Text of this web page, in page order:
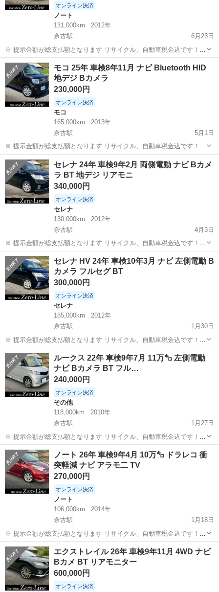
オンライン決済
ノート
131,000km
2012年
奈古駅
6月23日
※ 提示金額が総支払額となります リサイクル、自動車税金込です！
いきなりの購入はキャンセルさせて頂きます。 県外登録陸送別となり
ます。 まず支払い能力がない、約束を守れない、調べれば分かること
やくだらない質問、値引...
山口 萩市 奈古駅 ノート
モコ 25年 車検8年11月 ナビ Bluetooth HID
地デジ Bカメラ
230,000円
オンライン決済
モコ
165,000km
2013年
奈古駅
5月1日
※ 提示金額が総支払額となります リサイクル、自動車税金込です！
いきなりの購入はキャンセルさせて頂きます。 県外登録陸送別となり
ます。 まず支払い能力がない、約束を守れない、調べれば分かること
やくだらない質問、値...
山口 萩市 奈古駅 モコ Bluetooth
セレナ 24年 車検9年2月 両側電動 ナビ Bカメ
ラ BT 地デジ リアモニ
340,000円
オンライン決済
セレナ
130,000km
2012年
奈古駅
4月3日
※ 提示金額が総支払額となります リサイクル、自動車税金込です！
いきなりの購入はキャンセルさせて頂きます。 県外登録陸送別となり
ます。 まず支払い能力がない、約束を守れない、調べれば分かること
やくだらない質問、値...
山口 萩市 奈古駅 セレナ 走行距離
セレナ HV 24年 車検10年3月 ナビ 左側電動 B
カメラ フルセグ BT
300,000円
オンライン決済
セレナ
185,000km
2012年
奈古駅
1月30日
※ 提示金額が総支払額となります リサイクル、自動車税金込です！
いきなりの購入はキャンセルさせて頂きます。 県外登録陸送別となり
ます。 まず支払い能力がない、約束を守れない、調べれば分かること
やくだらない質問、値...
山口 萩市 奈古駅 セレナ 走行距離
ルークス 22年 車検9年7月 11万㌔ 左側電動
ナビ Bカメラ BT フル…
240,000円
オンライン決済
その他
118,000km
2010年
奈古駅
1月27日
※ 提示金額が総支払額となります リサイクル、自動車税金込です！
いきなりの購入はキャンセルさせて頂きます。 県外登録陸送別となり
ます。 まず支払い能力がない、約束を守れない、調べれば分かること
やくだらない質問、値...
山口 萩市 奈古駅 その他 ルークス
ノート 26年 車検9年4月 10万㌔ ドラレコ 衝
突軽減 ナビ アラモ二 TV
270,000円
オンライン決済
ノート
106,000km
2014年
奈古駅
1月18日
※ 提示金額が総支払額となります リサイクル、自動車税金込です！
いきなりの購入はキャンセルさせて頂きます。 県外登録陸送別となり
ます。 まず支払い能力がない、約束を守れない、調べれば分かること
やくだらない質問、値引...
山口 萩市 奈古駅 ノート ドラレコ
エクストレイル 26年 車検9年11月 4WD ナビ
Bカメ BT リアモニター
600,000円
オンライン決済